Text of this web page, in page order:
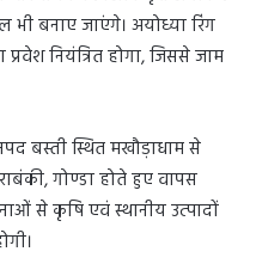
भी बनाए जाएंगे। अयोध्या रिंग
नियंत्रित होगा, जिससे जाम
बस्ती स्थित मखौड़ाधाम से
गोण्डा होते हुए वापस
से कृषि एवं स्थानीय उत्पादों